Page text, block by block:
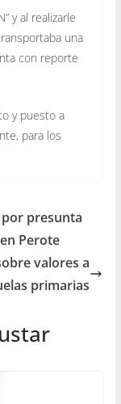
y al realizarle
una
con reporte
y puesto a
para los
presunta
Perote
valores a
primarias